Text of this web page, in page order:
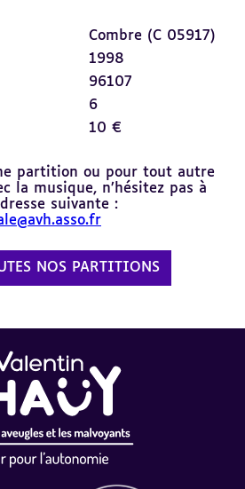
Combre (C 05917)
1998
96107
6
10 €
partition ou pour tout autre
la musique, n’hésitez pas à
suivante :
NOS PARTITIONS